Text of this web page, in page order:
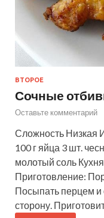
ВТОРОЕ
Сочные
Оставьте комментарий
Сложность Низкая
100 г яйца 3 шт.
молотый соль
Приготовление:
Посыпать перцем и
сторону.